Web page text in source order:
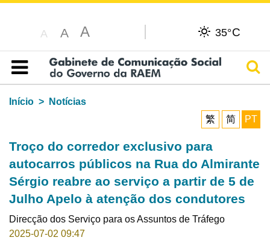
A A A 35°C
Índice
Início
Notícias
繁
简 PT
Troço do corredor exclusivo para
autocarros públicos na Rua do Almirante
Sérgio reabre ao serviço a partir de 5 de
Julho Apelo à atenção dos condutores
Direcção dos Serviço para os Assuntos de Tráfego
2025-07-02 09:47